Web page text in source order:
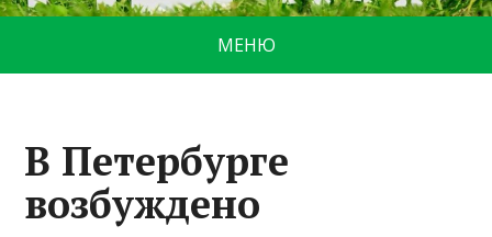
МЕНЮ
В Петербурге
возбуждено